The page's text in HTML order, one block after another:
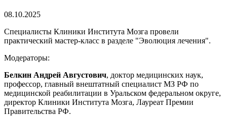
08.10.2025
Специалисты Клиники Института Мозга провели
практический мастер-класс в разделе "Эволюция лечения".
Модераторы:
Белкин Андрей Августович, доктор медицинских наук,
профессор, главный внештатный специалист МЗ РФ по
медицинской реабилитации в Уральском федеральном округе,
директор Клиники Института Мозга, Лауреат Премии
Правительства РФ.